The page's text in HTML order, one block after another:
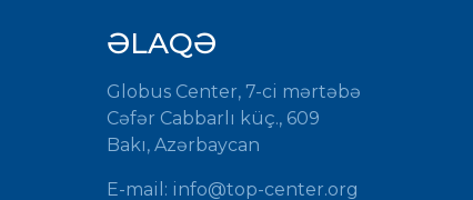
ƏLAQƏ
Globus Center, 7-ci mərtəbə
Cəfər Cabbarlı küç., 609
Bakı, Azərbaycan
E-mail: info@top-center.org